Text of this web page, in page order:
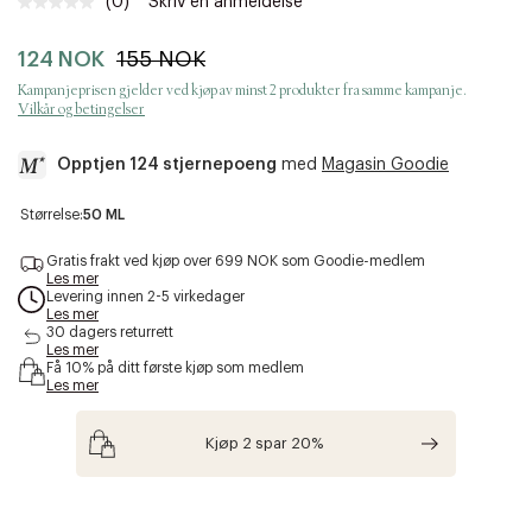
Ingen
Samme
sidelenke.
124 NOK 155 NOK
Kampanjeprisen gjelder ved kjøp av minst 2 produkter fra samme kampanje.
Vilkår og betingelser
Opptjen 124 stjernepoeng med Magasin Goodie
a
c
s
b
i
Størrelse:50 ML
Gratis frakt ved kjøp over 699 NOK som Goodie-medlem
Les mer
Levering innen 2-5 virkedager
Les mer
30 dagers returrett
Les mer
Få 10% på ditt første kjøp som medlem
Les mer
Kjøp 2 spar 20%